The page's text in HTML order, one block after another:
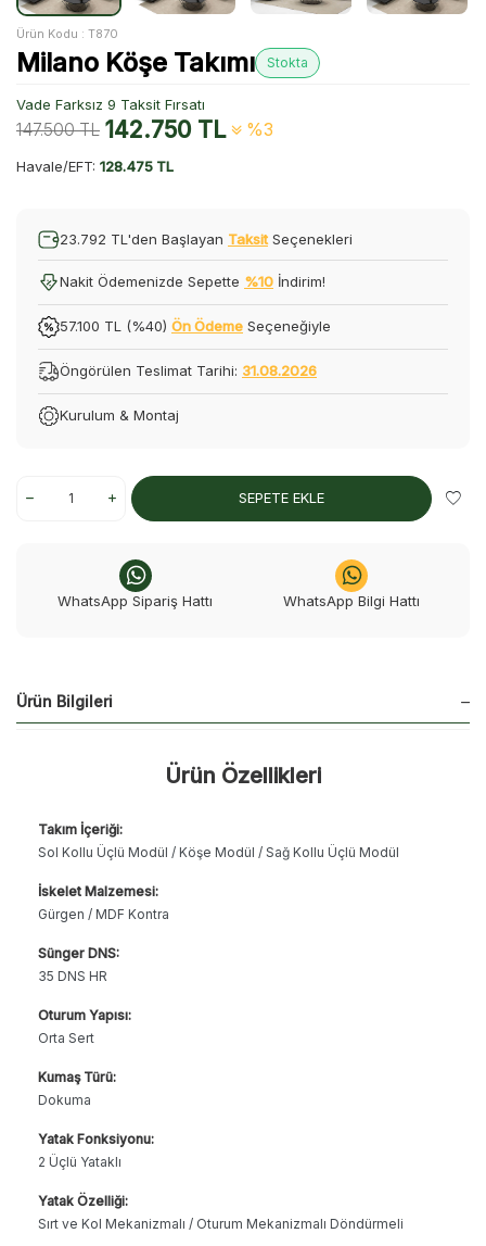
Ürün Kodu : T870
Milano Köşe Takımı Stokta
Vade Farksız 9 Taksit Fırsatı
147.500TL 142.750TL %3
Havale/EFT: 128.475 TL
23.792 TL'den Başlayan Taksit Seçenekleri
Nakit Ödemenizde Sepette %10 İndirim!
57.100 TL (%40) Ön Ödeme Seçeneğiyle
Öngörülen Teslimat Tarihi: 31.08.2026
Kurulum & Montaj
SEPETE EKLE
WhatsApp Sipariş Hattı WhatsApp Bilgi Hattı
Ürün Bilgileri
Ürün Özellikleri
Takım İçeriği:
Sol Kollu Üçlü Modül / Köşe Modül / Sağ Kollu Üçlü Modül
İskelet Malzemesi:
Gürgen / MDF Kontra
Sünger DNS:
35 DNS HR
Oturum Yapısı:
Orta Sert
Kumaş Türü:
Dokuma
Yatak Fonksiyonu:
2 Üçlü Yataklı
Yatak Özelliği:
Sırt ve Kol Mekanizmalı / Oturum Mekanizmalı Döndürmeli